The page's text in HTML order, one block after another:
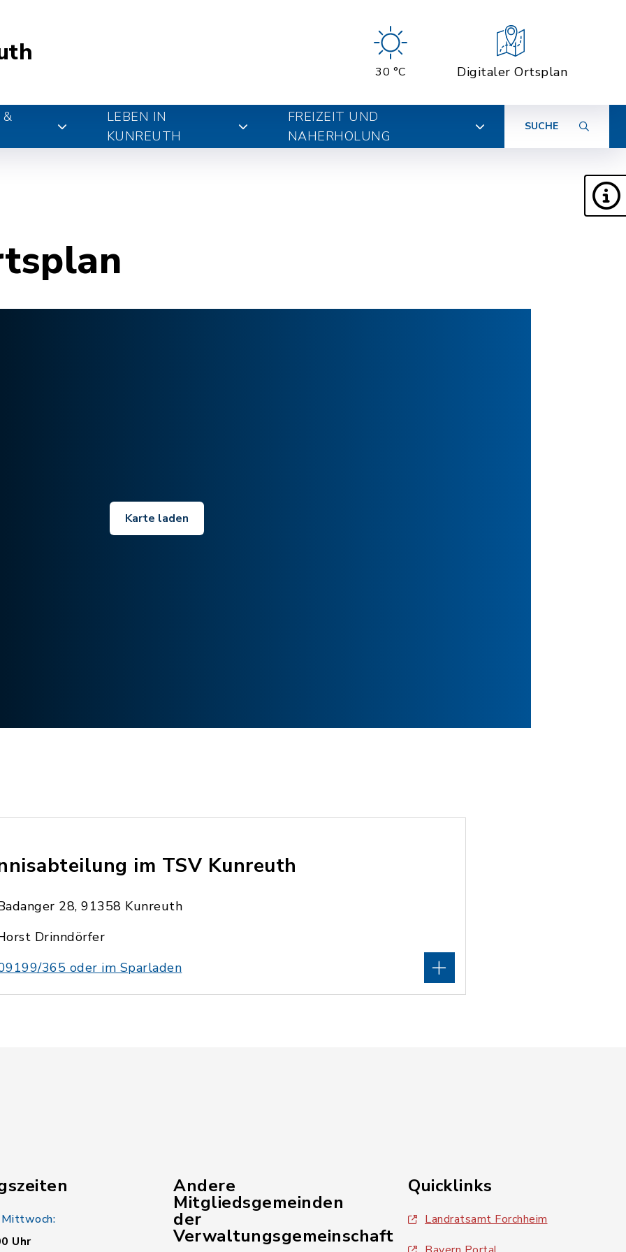
30 °C Digitaler Ortsplan
&
LEBEN IN
KUNREUTH
FREIZEIT UND
NAHERHOLUNG
SUCHE
Karte laden
im TSV Kunreuth
28, 91358 Kunreuth
Drinndörfer
365 oder im Sparladen
Uhr
Andere
Mitgliedsgemeinden
der
Verwaltungsgemeinschaft
Quicklinks
Landratsamt Forchheim